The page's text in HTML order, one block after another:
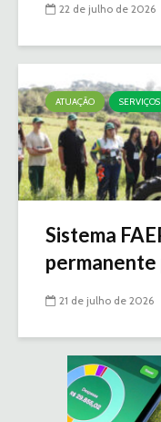
22 de julho de 2026
ATUAÇÃO SERVIÇOS
Sistema
permanente
21 de julho de 2026